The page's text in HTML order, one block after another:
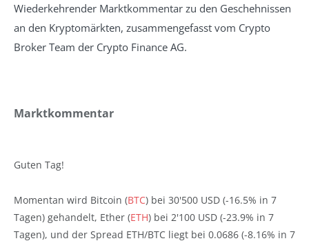
Wiederkehrender Marktkommentar zu den Geschehnissen
an den Kryptomärkten, zusammengefasst vom Crypto
Broker Team der Crypto Finance AG.
Marktkommentar
Guten Tag!
Momentan wird Bitcoin (BTC) bei 30'500 USD (-16.5% in 7
Tagen) gehandelt, Ether (ETH) bei 2'100 USD (-23.9% in 7
Tagen), und der Spread ETH/BTC liegt bei 0.0686 (-8.16% in 7